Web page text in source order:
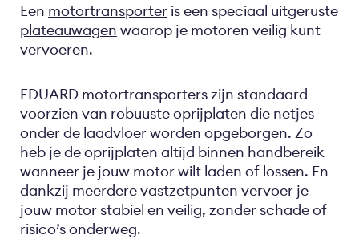
Een motortransporteris een speciaal uitgeruste
plateauwagen waarop je motoren veilig kunt
vervoeren.
EDUARD motortransporters zijn standaard
voorzien van robuuste oprijplaten die netjes
onder de laadvloer worden opgeborgen. Zo
heb je de oprijplaten altijd binnen handbereik
wanneer je jouw motor wilt laden of lossen. En
dankzij meerdere vastzetpunten vervoer je
jouw motor stabiel en veilig, zonder schade of
risico’s onderweg.